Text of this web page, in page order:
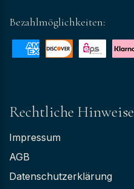
Bezahlmöglichkeiten:
Rechtliche Hinweise
Impressum
AGB
Datenschutzerklärung